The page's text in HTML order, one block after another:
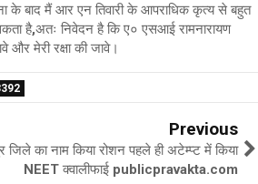
मैं आर एन तिवारी के आपराधिक कृत्य से बहुत
है,अतः निवेदन है कि ए० एसआई रामनारायण
और मेरी रक्षा की जावे।
Previous
का नाम किया रोशन पहले ही अटेम्प्ट में किया
NEET क्वालीफाई publicpravakta.com